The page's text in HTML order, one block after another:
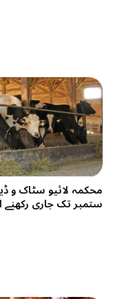
ستمبر تک جاری رکھنے